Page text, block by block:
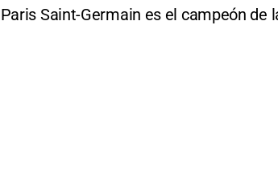
Paris Saint-Germain es el campeón de